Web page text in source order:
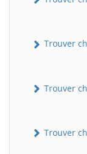
Trouver
Trouver
Trouver